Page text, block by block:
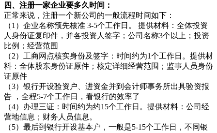
四、注册一家企业要多久时间：
正常来说，注册一个新公司的一般流程时间如下：
（1）企业名称预先核准 3-5个工作日。 提供材料：全体投资
人身份证复印件，并各投资人签字；公司名称3个以上；投资
比例；经营范围
（2）工商网点核实身份及签字：时间约为1个工作日。提供材
料：全体股东身份证原件；核定详细经营范围；监事人员身份
证原件
（3）银行开设验资户、进资金并到会计师事务所出具验资报
告 ，全程5-7个工作日，看银行的效率了
（4）办理三证：时间约为约15个工作日。提供材料：公司经
营地信息；财务人员信息。
（5）最后到银行开设基本户，一般是5-15个工作日，不同银